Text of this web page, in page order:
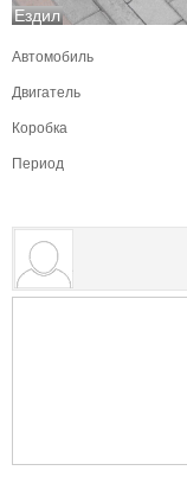
Ездил
Автомобиль
Двигатель
Коробка
Период